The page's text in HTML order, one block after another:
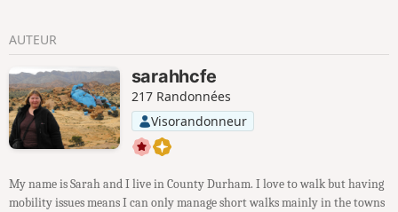
AUTEUR
sarahhcfe
217 Randonnées
Visorandonneur
My name is Sarah and I live in County Durham. I love to walk but having
mobility issues means I can only manage short walks mainly in the towns